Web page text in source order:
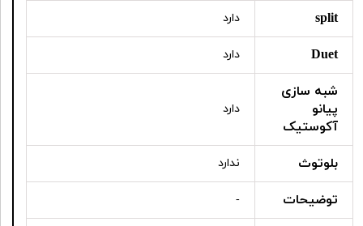
split دارد
Duet دارد
شبه سازی
پیانو
آکوستیک
دارد
بلوتوث ندارد
توضیحات -